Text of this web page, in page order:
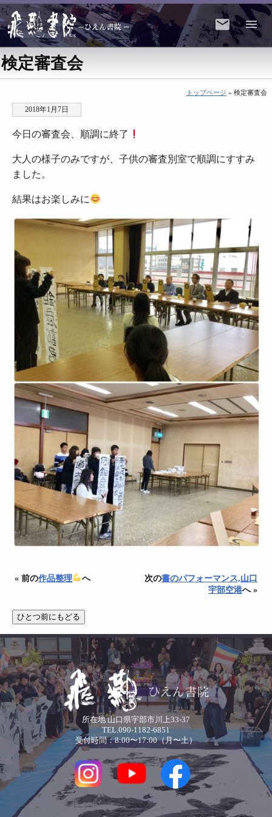
検定審査会
トップページ » 検定審査会
2018年1月7日
今日の審査会、順調に終了
大人の様子のみですが、子供の審査別室で順調にすすみ
ました。
結果はお楽しみに
« 前の作品整理 へ 次の書のパフォーマンス,山口
宇部空港へ »
所在地 山口県宇部市川上33-37
TEL.090-1182-6851
受付時間：8:00〜17:00（月〜土）